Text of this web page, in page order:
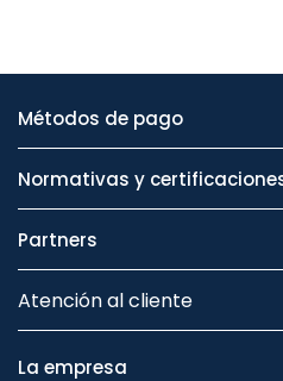
Métodos de pago
Normativas y
Partners
Atención al cliente
La empresa